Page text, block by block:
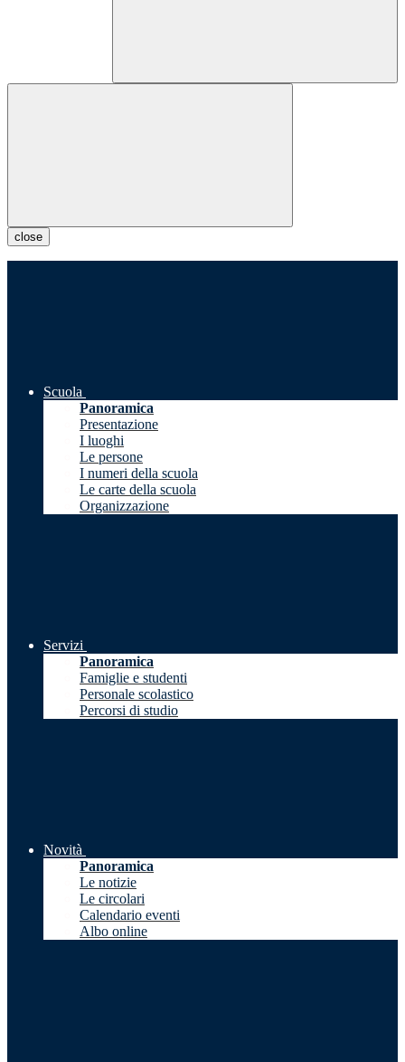
close
Scuola
Panoramica
Presentazione
I luoghi
Le persone
I numeri della scuola
Le carte della scuola
Organizzazione
Servizi
Panoramica
Famiglie e studenti
Personale scolastico
Percorsi di studio
Novità
Panoramica
Le notizie
Le circolari
Calendario eventi
Albo online